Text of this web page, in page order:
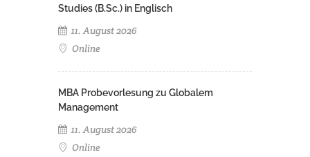
Studies (B.Sc.) in Englisch
11. August 2026
Online
MBA Probevorlesung zu Globalem
Management
11. August 2026
Online